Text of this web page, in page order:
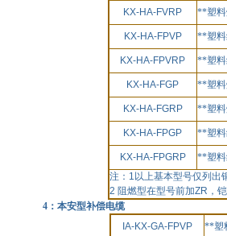
KX-HA-FVRP **塑料
KX-HA-FPVP **塑料
KX-HA-FPVRP **塑料
KX-HA-FGP **塑料
KX-HA-FGRP **塑料
KX-HA-FPGP **塑料
KX-HA-FPGRP
**塑料
注： 1 以上基本型号仅列出
2 阻燃型在型号前加ZR ，
4：本安型补偿电缆
IA-KX-GA-FPVP
**塑